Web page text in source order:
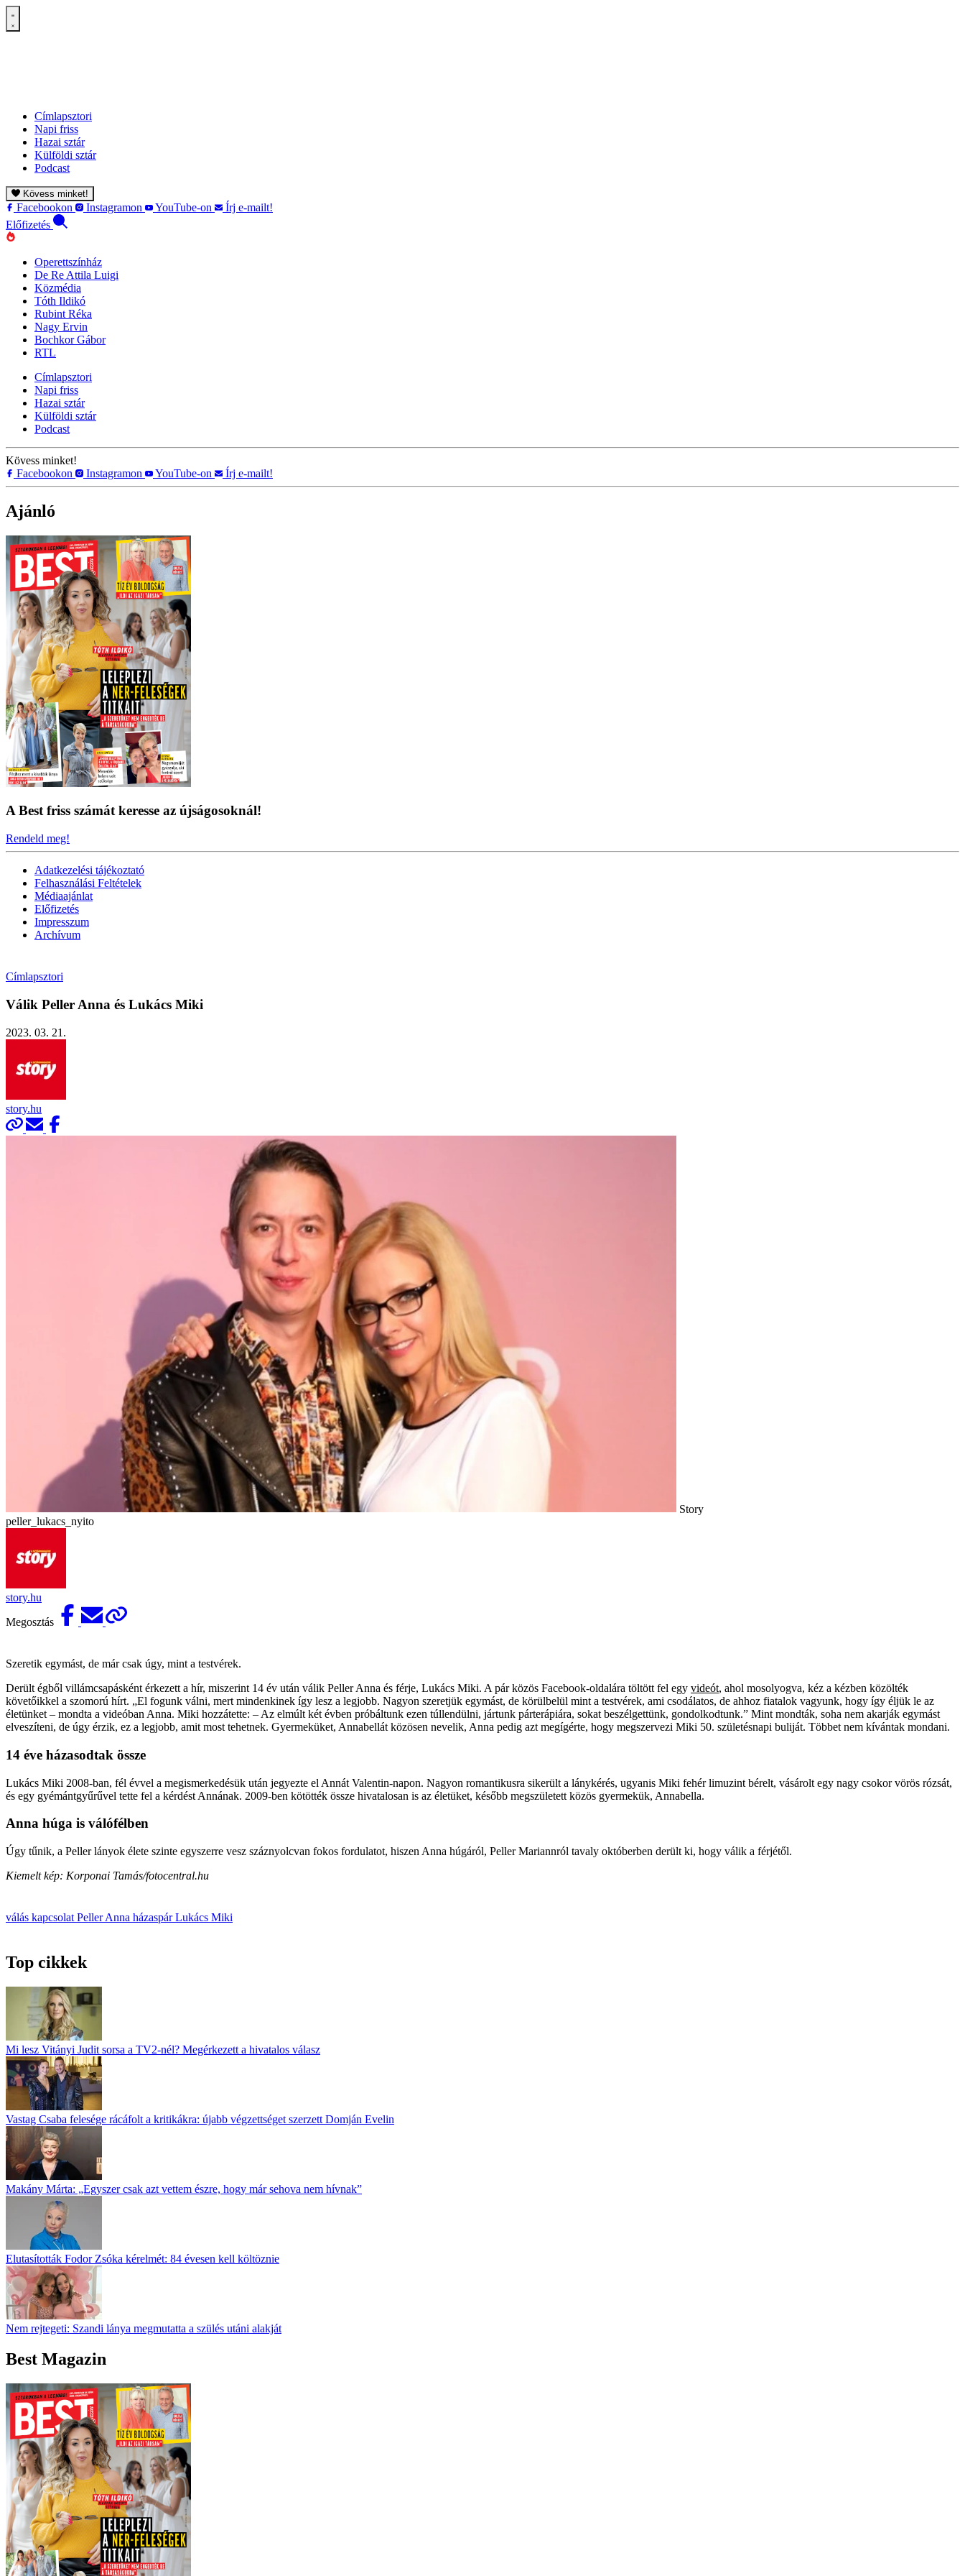
Címlapsztori
Napi friss
Hazai sztár
Külföldi sztár
Podcast
Kövess minket!
Facebookon Instagramon YouTube-on
Írj e-mailt!
Előfizetés
Operettszínház
De Re Attila Luigi
Közmédia
Tóth Ildikó
Rubint Réka
Nagy Ervin
Bochkor Gábor
RTL
Címlapsztori
Napi friss
Hazai sztár
Külföldi sztár
Podcast
Kövess minket!
Facebookon
Instagramon YouTube-on Írj e-mailt!
Ajánló
A Best friss számát keresse az újságosoknál!
Rendeld meg!
Adatkezelési tájékoztató
Felhasználási Feltételek
Médiaajánlat
Előfizetés
Impresszum
Archívum
Címlapsztori
Válik Peller Anna és Lukács Miki
2023. 03. 21.
story.hu
Story
peller_lukacs_nyito
story.hu
Megosztás
Szeretik egymást, de már csak úgy, mint a testvérek.
Derült égből villámcsapásként érkezett a hír, miszerint 14 év után válik Peller Anna és férje, Lukács Miki. A pár közös Facebook-oldalára töltött fel egy videót, ahol mosolyogva, kéz a kézben közölték
követőikkel a szomorú hírt. „El fogunk válni, mert mindenkinek így lesz a legjobb. Nagyon szeretjük egymást, de körülbelül mint a testvérek, ami csodálatos, de ahhoz fiatalok vagyunk, hogy így éljük le az
életünket – mondta a videóban Anna. Miki hozzátette: – Az elmúlt két évben próbáltunk ezen túllendülni, jártunk párterápiára, sokat beszélgettünk, gondolkodtunk.” Mint mondták, soha nem akarják egymást
elveszíteni, de úgy érzik, ez a legjobb, amit most tehetnek. Gyermeküket, Annabellát közösen nevelik, Anna pedig azt megígérte, hogy megszervezi Miki 50. születésnapi buliját. Többet nem kívántak mondani.
14 éve házasodtak össze
Lukács Miki 2008-ban, fél évvel a megismerkedésük után jegyezte el Annát Valentin-napon. Nagyon romantikusra sikerült a lánykérés, ugyanis Miki fehér limuzint bérelt, vásárolt egy nagy csokor vörös rózsát,
és egy gyémántgyűrűvel tette fel a kérdést Annának. 2009-ben kötötték össze hivatalosan is az életüket, később megszületett közös gyermekük, Annabella.
Anna húga is válófélben
Úgy tűnik, a Peller lányok élete szinte egyszerre vesz száznyolcvan fokos fordulatot, hiszen Anna húgáról, Peller Mariannról tavaly októberben derült ki, hogy válik a férjétől.
Kiemelt kép: Korponai Tamás/fotocentral.hu
válás kapcsolat Peller Anna házaspárLukács Miki
Top cikkek
Mi lesz Vitányi Judit sorsa a TV2-nél? Megérkezett a hivatalos válasz
Vastag Csaba felesége rácáfolt a kritikákra: újabb végzettséget szerzett Domján Evelin
Makány Márta: „Egyszer csak azt vettem észre, hogy már sehova nem hívnak”
Elutasították Fodor Zsóka kérelmét: 84 évesen kell költöznie
Nem rejtegeti: Szandi lánya megmutatta a szülés utáni alakját
Best Magazin